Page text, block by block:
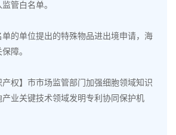
管白名单。
单位提出的特殊物品进出境申请，海
障。
】市市场监管部门加强细胞领域知识
业关键技术领域发明专利协同保护机